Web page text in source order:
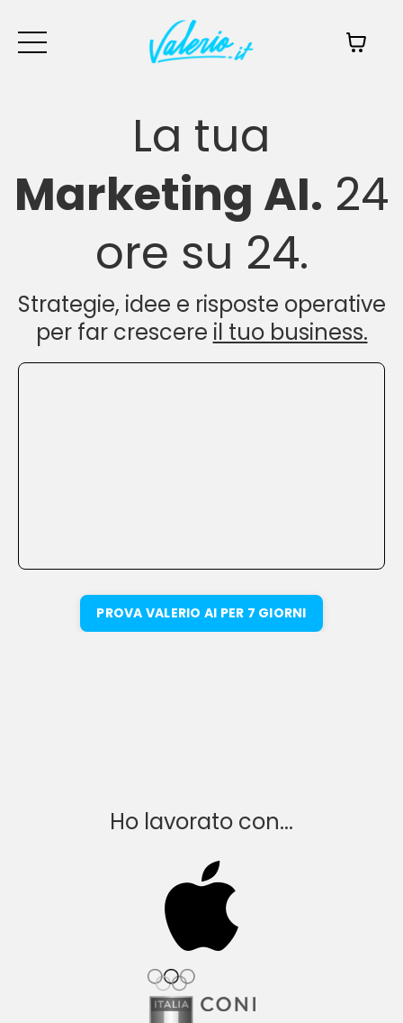
La tua
Marketing AI. 24
ore su 24.
Strategie, idee e risposte operative
per far crescere il tuo business.
PROVA VALERIO AI PER 7 GIORNI
Ho lavorato con...